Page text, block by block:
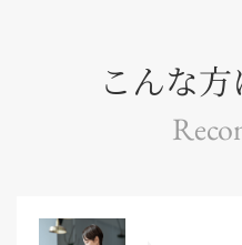
こんな